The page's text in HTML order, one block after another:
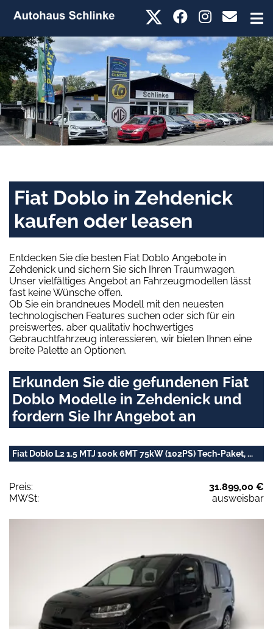
Fiat Doblo in Zehdenick
kaufen oder leasen
Entdecken Sie die besten Fiat Doblo Angebote in
Zehdenick und sichern Sie sich Ihren Traumwagen.
Unser vielfältiges Angebot an Fahrzeugmodellen lässt
fast keine Wünsche offen.
Ob Sie ein brandneues Modell mit den neuesten
technologischen Features suchen oder sich für ein
preiswertes, aber qualitativ hochwertiges
Gebrauchtfahrzeug interessieren, wir bieten Ihnen eine
breite Palette an Optionen.
Erkunden Sie die gefundenen Fiat
Doblo Modelle in Zehdenick und
fordern Sie Ihr Angebot an
Fiat Doblo L2 1.5 MTJ 100k 6MT 75kW (102PS) Tech-Paket, ...
Preis:
31.899,00 €
MWSt:
ausweisbar